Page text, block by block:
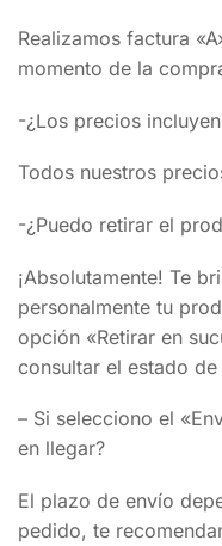
Realizamos factura
momento de la
-¿Los precios incluyen
Todos nuestros
-¿Puedo retirar el
¡Absolutamente! Te
personalmente tu
opción «Retirar en
consultar el estado
– Si selecciono el
en llegar?
El plazo de envío
pedido, te